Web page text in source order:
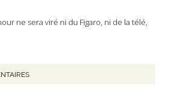
ne sera viré ni du Figaro, ni de la télé,